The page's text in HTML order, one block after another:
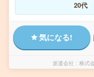
20代
気になる!
派遣会社 株式